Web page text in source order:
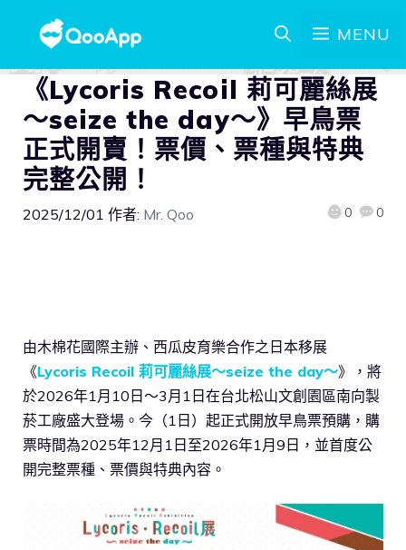
MENU
《Lycoris Recoil 莉可麗絲展
～seize the day～》早鳥票
正式開賣！票價、票種與特典
完整公開！
2025/12/01 作者: Mr. Qoo 0 0
由木棉花國際主辦、西瓜皮育樂合作之日本移展
《Lycoris Recoil 莉可麗絲展～seize the day～》，將
於2026年1月10日～3月1日在台北松山文創園區南向製
菸工廠盛大登場。今（1日）起正式開放早鳥票預購，購
票時間為2025年12月1日至2026年1月9日，並首度公
開完整票種、票價與特典內容。